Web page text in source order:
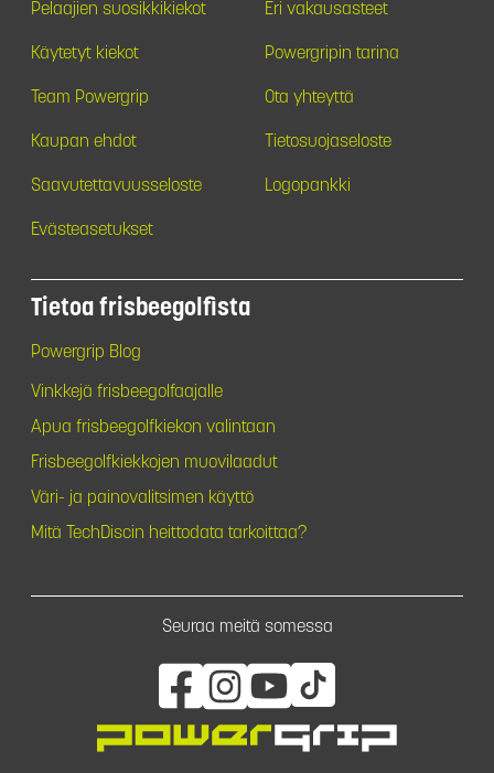
Pelaajien suosikkikiekot Eri vakausasteet
Käytetyt kiekot Powergripin tarina
Team Powergrip Ota yhteyttä
Kaupan ehdot Tietosuojaseloste
Saavutettavuusseloste Logopankki
Evästeasetukset
Tietoa frisbeegolfista
Powergrip Blog
Vinkkejä frisbeegolfaajalle
Apua frisbeegolfkiekon valintaan
Frisbeegolfkiekkojen muovilaadut
Väri- ja painovalitsimen käyttö
Mitä TechDiscin heittodata tarkoittaa?
Seuraa meitä somessa